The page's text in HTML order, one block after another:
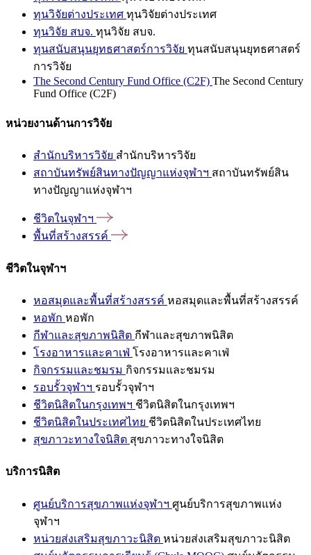
ทุนวิจัยต่างประเทศ ทุนวิจัยต่างประเทศ
ทุนวิจัย สบจ. ทุนวิจัย สบจ.
ทุนสนับสนุนยุทธศาสตร์การวิจัย ทุนสนับสนุนยุทธศาสตร์
การวิจัย
The Second Century Fund Office (C2F) The Second Century
Fund Office (C2F)
หน่วยงานด้านการวิจัย
สำนักบริหารวิจัย สำนักบริหารวิจัย
สถาบันทรัพย์สินทางปัญญาแห่งจุฬาฯ สถาบันทรัพย์สิน
ทางปัญญาแห่งจุฬาฯ
ชีวิตในจุฬาฯ
พื้นที่สร้างสรรค์
ชีวิตในจุฬาฯ
หอสมุดและพื้นที่สร้างสรรค์ หอสมุดและพื้นที่สร้างสรรค์
หอพัก หอพัก
กีฬาและสุขภาพนิสิต กีฬาและสุขภาพนิสิต
โรงอาหารและคาเฟ่ โรงอาหารและคาเฟ่
กิจกรรมและชมรม กิจกรรมและชมรม
รอบรั้วจุฬาฯ รอบรั้วจุฬาฯ
ชีวิตนิสิตในกรุงเทพฯ ชีวิตนิสิตในกรุงเทพฯ
ชีวิตนิสิตในประเทศไทย ชีวิตนิสิตในประเทศไทย
สุขภาวะทางใจนิสิต สุขภาวะทางใจนิสิต
บริการนิสิต
ศูนย์บริการสุขภาพแห่งจุฬาฯ ศูนย์บริการสุขภาพแห่ง
จุฬาฯ
หน่วยส่งเสริมสุขภาวะนิสิต หน่วยส่งเสริมสุขภาวะนิสิต